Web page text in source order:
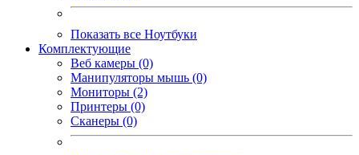
Показать все Ноутбуки
Комплектующие
Веб камеры (0)
Манипуляторы мышь (0)
Мониторы (2)
Принтеры (0)
Сканеры (0)